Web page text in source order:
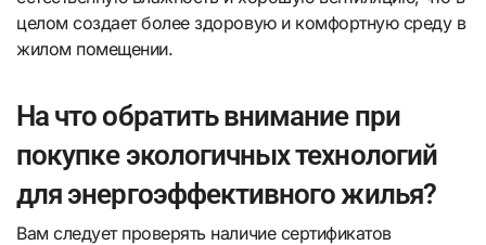
целом создает более здоровую и комфортную среду в
жилом помещении.
На что обратить внимание при
покупке экологичных технологий
для энергоэффективного жилья?
Вам следует проверять наличие сертификатов